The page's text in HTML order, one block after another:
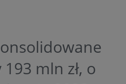
mln zł, o